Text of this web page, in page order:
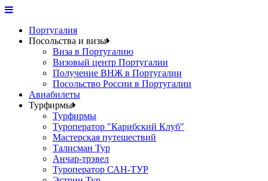
Португалия
Посольства и визы
Виза в Португалию
Визовый центр Португалии
Получение ВНЖ в Португалии
Посольство России в Португалии
Авиабилеты
Турфирмы
Турфирмы
Туроператор "Карибский Клуб"
Мастерская путешествий
Талисман Тур
Анчар-трэвел
Туроператор САН-ТУР